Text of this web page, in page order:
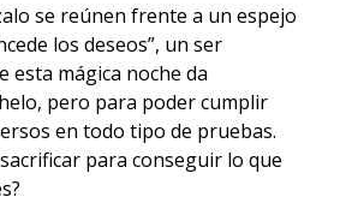
se reúnen frente a un espejo
los deseos”, un ser
mágica noche da
pero para poder cumplir
en todo tipo de pruebas.
para conseguir lo que